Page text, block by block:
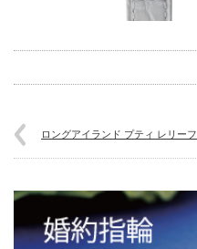
ロングアイランド プティ レリーフ